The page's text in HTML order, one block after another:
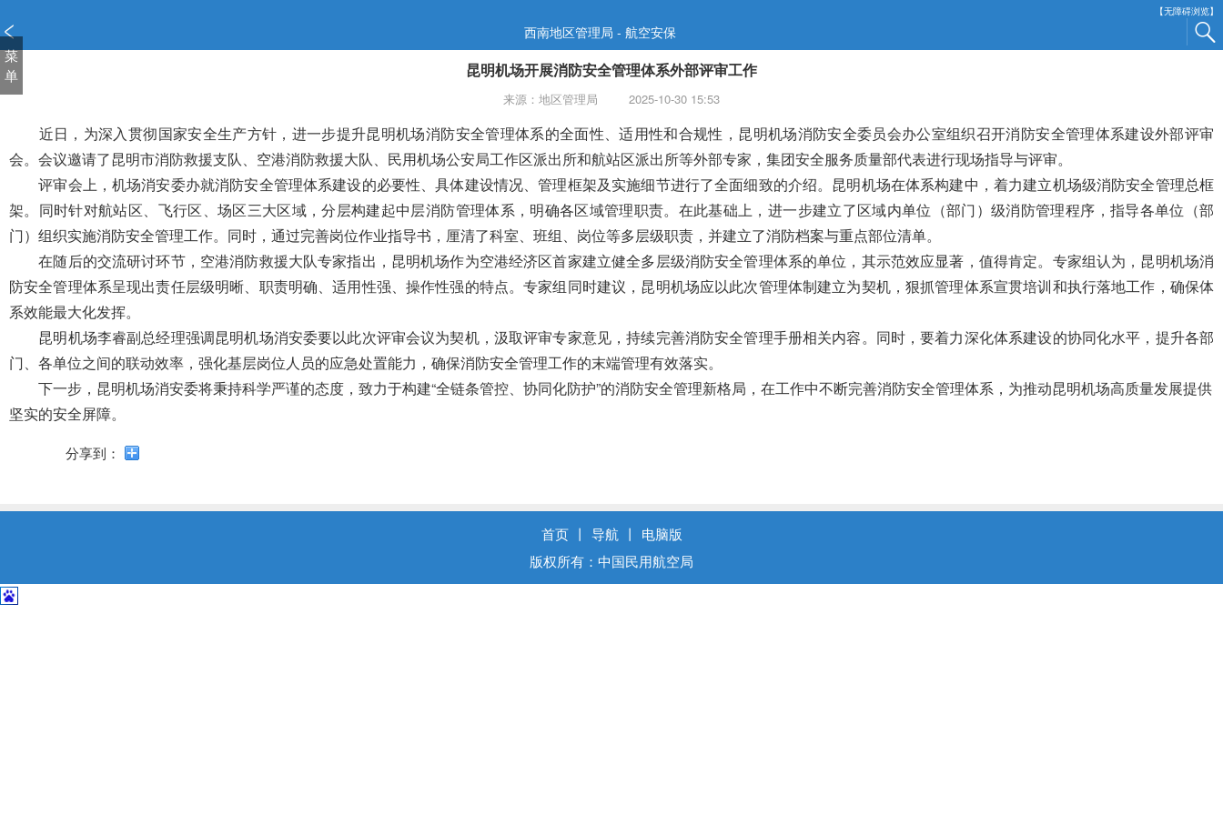
【无障碍浏览】
西南地区管理局 - 航空安保
菜
单
昆明机场开展消防安全管理体系外部评审工作
来源：地区管理局 2025-10-30 15:53
近日，为深入贯彻国家安全生产方针，进一步提升昆明机场消防安全管理体系的全面性、适用性和合规性，昆明机场消防安全委员会办公室组织召开消防安全管理体系建设外部评审
会。会议邀请了昆明市消防救援支队、空港消防救援大队、民用机场公安局工作区派出所和航站区派出所等外部专家，集团安全服务质量部代表进行现场指导与评审。
评审会上，机场消安委办就消防安全管理体系建设的必要性、具体建设情况、管理框架及实施细节进行了全面细致的介绍。昆明机场在体系构建中，着力建立机场级消防安全管理总框
架。同时针对航站区、飞行区、场区三大区域，分层构建起中层消防管理体系，明确各区域管理职责。在此基础上，进一步建立了区域内单位（部门）级消防管理程序，指导各单位（部
门）组织实施消防安全管理工作。同时，通过完善岗位作业指导书，厘清了科室、班组、岗位等多层级职责，并建立了消防档案与重点部位清单。
在随后的交流研讨环节，空港消防救援大队专家指出，昆明机场作为空港经济区首家建立健全多层级消防安全管理体系的单位，其示范效应显著，值得肯定。专家组认为，昆明机场消
防安全管理体系呈现出责任层级明晰、职责明确、适用性强、操作性强的特点。专家组同时建议，昆明机场应以此次管理体制建立为契机，狠抓管理体系宣贯培训和执行落地工作，确保体
系效能最大化发挥。
昆明机场李睿副总经理强调昆明机场消安委要以此次评审会议为契机，汲取评审专家意见，持续完善消防安全管理手册相关内容。同时，要着力深化体系建设的协同化水平，提升各部
门、各单位之间的联动效率，强化基层岗位人员的应急处置能力，确保消防安全管理工作的末端管理有效落实。
下一步，昆明机场消安委将秉持科学严谨的态度，致力于构建“全链条管控、协同化防护”的消防安全管理新格局，在工作中不断完善消防安全管理体系，为推动昆明机场高质量发展提供
坚实的安全屏障。
分享到：
首页 丨 导航 丨
电脑版
版权所有：中国民用航空局
窗
口
打
说
页
面,
加
波
打
导